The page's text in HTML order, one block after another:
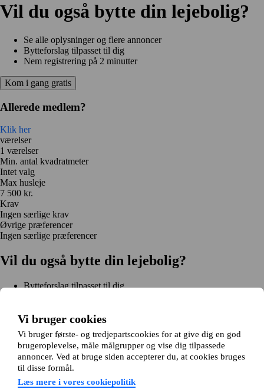
Vi bruger cookies
Vi bruger første- og tredjepartscookies for at give dig en god
brugeroplevelse, måle målgrupper og vise dig tilpassede
annoncer. Ved at bruge siden accepterer du, at cookies bruges
til disse formål.
Læs mere i vores cookiepolitik
Vil du også bytte din lejebolig?
Se alle oplysninger og flere annoncer
Bytteforslag tilpasset til dig
Nem registrering på 2 minutter
Kom i gang gratis
Allerede medlem?
Klik her
værelser
1 værelser
Min. antal kvadratmeter
Intet valg
Max husleje
7 500 kr.
Krav
Ingen særlige krav
Øvrige præferencer
Ingen særlige præferencer
Vil du også bytte din lejebolig?
Bytteforslag tilpasset til dig
Kom i gang gratis
Kom i gang
Kom i gang gratisSøg annoncerLog ind
Læs mere
Nyheder og tips
Om Hjembytte.dk